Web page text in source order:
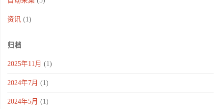
资讯 (1)
归档
2025年11月 (1)
2024年7月 (1)
2024年5月 (1)